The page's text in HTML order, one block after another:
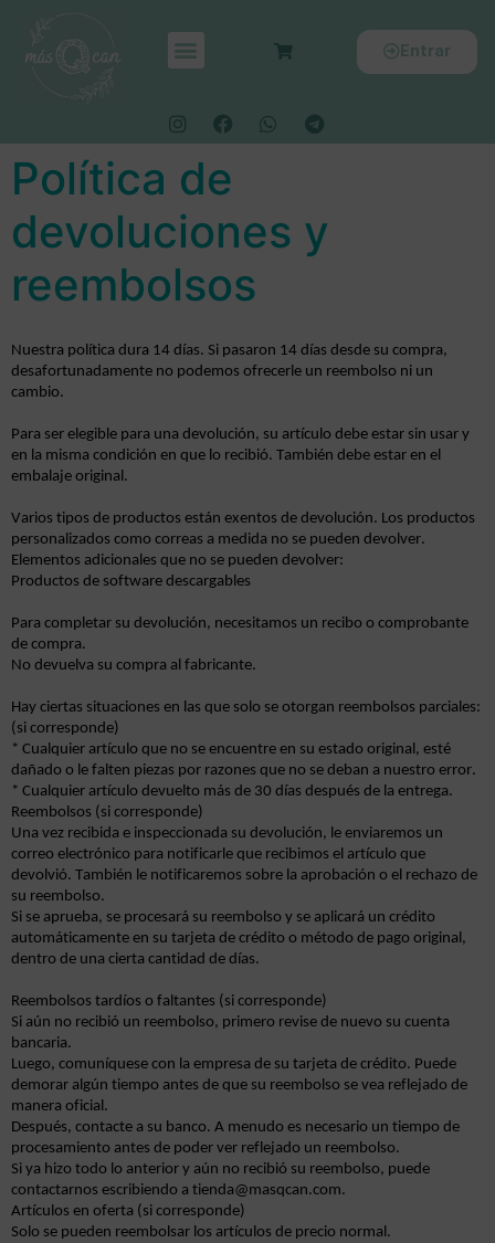
Entrar
Política de
devoluciones y
reembolsos
Nuestra política dura 14 días. Si pasaron 14 días desde su compra,
desafortunadamente no podemos ofrecerle un reembolso ni un
cambio.
Para ser elegible para una devolución, su artículo debe estar sin usar y
en la misma condición en que lo recibió. También debe estar en el
embalaje original.
Varios tipos de productos están exentos de devolución. Los productos
personalizados como correas a medida no se pueden devolver.
Elementos adicionales que no se pueden devolver:
Productos de software descargables
Para completar su devolución, necesitamos un recibo o comprobante
de compra.
No devuelva su compra al fabricante.
Hay ciertas situaciones en las que solo se otorgan reembolsos parciales:
(si corresponde)
* Cualquier artículo que no se encuentre en su estado original, esté
dañado o le falten piezas por razones que no se deban a nuestro error.
* Cualquier artículo devuelto más de 30 días después de la entrega.
Reembolsos (si corresponde)
Una vez recibida e inspeccionada su devolución, le enviaremos un
correo electrónico para notificarle que recibimos el artículo que
devolvió. También le notificaremos sobre la aprobación o el rechazo de
su reembolso.
Si se aprueba, se procesará su reembolso y se aplicará un crédito
automáticamente en su tarjeta de crédito o método de pago original,
dentro de una cierta cantidad de días.
Reembolsos tardíos o faltantes (si corresponde)
Si aún no recibió un reembolso, primero revise de nuevo su cuenta
bancaria.
Luego, comuníquese con la empresa de su tarjeta de crédito. Puede
demorar algún tiempo antes de que su reembolso se vea reflejado de
manera oficial.
Después, contacte a su banco. A menudo es necesario un tiempo de
procesamiento antes de poder ver reflejado un reembolso.
Si ya hizo todo lo anterior y aún no recibió su reembolso, puede
contactarnos escribiendo a tienda@masqcan.com.
Artículos en oferta (si corresponde)
Solo se pueden reembolsar los artículos de precio normal.